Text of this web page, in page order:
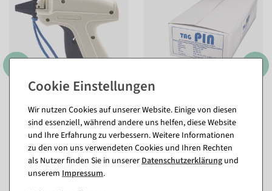
Etikettierpistole Arrow 9 S,
Standard Nadel
Sofort versandfähig.
11,84 €
9,95 EUR zzgl. ges. MwSt.
Heftfäden Standard 40 mm,
5000 Stück
Sofort versandfähig.
10,65 €
Wir nutzen Cookies auf unserer Website. Einige von diesen
sind essenziell, während andere uns helfen, diese Website
und Ihre Erfahrung zu verbessern. Weitere Informationen
zu den von uns verwendeten Cookies und Ihren Rechten
als Nutzer finden Sie in unsererDaten­schutz­erklärung und
unserem Impressum.